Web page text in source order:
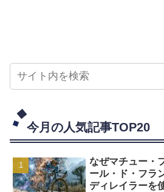
今月の人気記事TOP20
なぜマチュー・
ール・ド・フラ
ディレイラーを